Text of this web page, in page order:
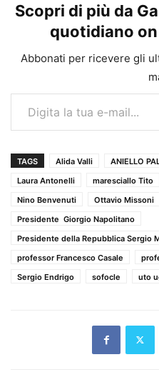
Scopri di più da
quotidiano
Abbonati per ricevere gli
Digita la tua e-mail...
TAGS Alida Valli ANIELLO
Laura Antonelli
maresciallo Tito
Nino Benvenuti
Ottavio Missoni
Presidente Giorgio Napolitano
Presidente della Repubblica Sergio
professor Francesco Casale
Sergio Endrigo
sofocle uto